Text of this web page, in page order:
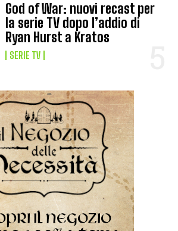
God of War: nuovi recast per
la serie TV dopo l’addio di
Ryan Hurst a Kratos
SERIE TV